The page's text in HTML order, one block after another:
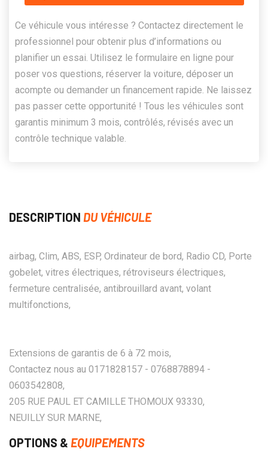
Ce véhicule vous intéresse ? Contactez directement le
professionnel pour obtenir plus d’informations ou
planifier un essai. Utilisez le formulaire en ligne pour
poser vos questions, réserver la voiture, déposer un
acompte ou demander un financement rapide. Ne laissez
pas passer cette opportunité ! Tous les véhicules sont
garantis minimum 3 mois, contrôlés, révisés avec un
contrôle technique valable.
DESCRIPTION DU VÉHICULE
airbag, Clim, ABS, ESP, Ordinateur de bord, Radio CD, Porte
gobelet, vitres électriques, rétroviseurs électriques,
fermeture centralisée, antibrouillard avant, volant
multifonctions,
Extensions de garantis de 6 à 72 mois,
Contactez nous au 0171828157 - 0768878894 -
0603542808,
205 RUE PAUL ET CAMILLE THOMOUX 93330,
NEUILLY SUR MARNE,
OPTIONS & EQUIPEMENTS